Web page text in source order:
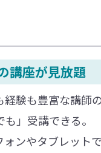
講座が⾒放題
験も豊富な講師
」受講できる。
ンやタブレット